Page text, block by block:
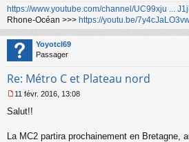
o
n
u
https://www.youtube.com/channel/UC99xju ...
Rhone-Océan >>> https://youtu.be/
Yoyotcl69
Passager
Re: Métro C et Plateau nord
e
11 févr. 2016, 13:08
Salut!!
La MC2 partira prochainement en Bretagne,